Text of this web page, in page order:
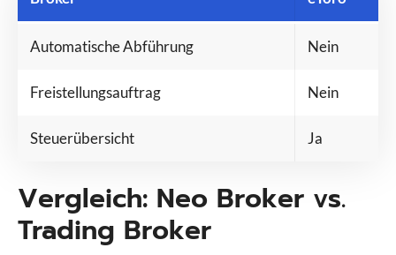
Automatische Abführung Nein
Freistellungsauftrag Nein
Steuerübersicht Ja
Vergleich: Neo Broker vs.
Trading Broker